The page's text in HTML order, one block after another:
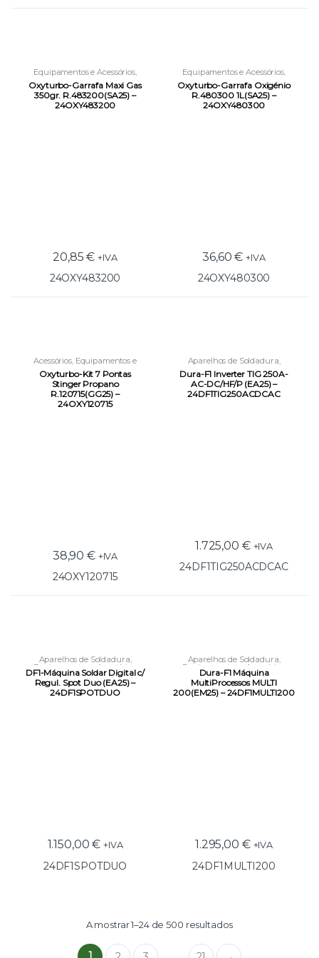
Equipamentos e Acessórios,
Garrafas
Oxyturbo-Garrafa Maxi Gas
350gr. R.483200(SA25) –
24OXY483200
20,85€ +IVA
24OXY483200
Equipamentos e Acessórios,
Garrafas
Oxyturbo-Garrafa Oxigénio
R.480300 1L(SA25) –
24OXY480300
36,60€ +IVA
24OXY480300
Acessórios, Equipamentos e
Acessórios , Soldadura por Gás
Oxyturbo-Kit 7 Pontas
Stinger Propano
R.120715(GG25) –
24OXY120715
38,90 € +IVA
24OXY120715
Aparelhos de Soldadura,
Equipamentos e Acessórios
Soldadura TIG
Dura-F1 Inverter TIG 250A-
AC-DC/HF/P (EA25) –
24DF1TIG250ACDCAC
1.725,00 € +IVA
24DF1TIG250ACDCAC
Aparelhos de Soldadura,
Equipamentos e Acessórios,
Soldadura SPOTTER
DF1-Máquina Soldar Digital c/
Regul. Spot Duo (EA25) –
24DF1SPOTDUO
1.150,00€ +IVA
24DF1SPOTDUO
Aparelhos de Soldadura,
Equipamentos e Acessórios
Soldadura Multi
Dura-F1 Máquina
MultiProcessos MULTI
200(EM25) – 24DF1MULTI200
1.295,00 € +IVA
24DF1MULTI200
A mostrar 1–24 de 500 resultados